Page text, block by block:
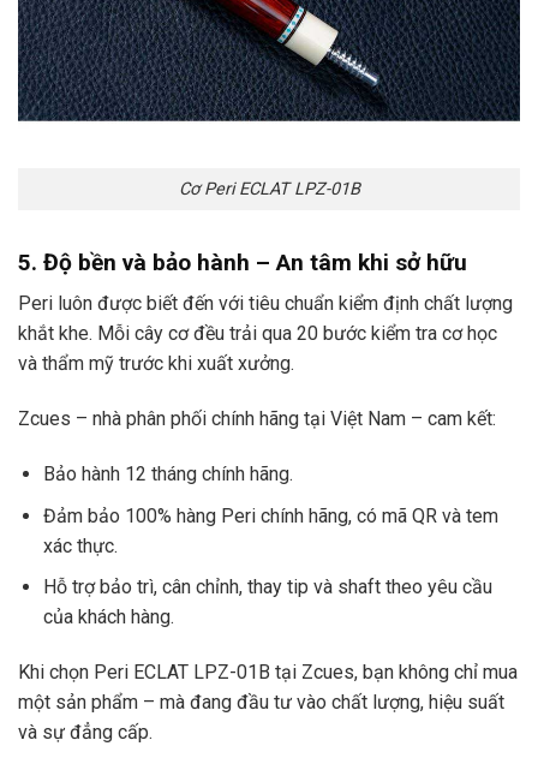
Cơ Peri ECLAT LPZ-01B
5. Độ bền và bảo hành – An tâm khi sở hữu
Peri luôn được biết đến với tiêu chuẩn kiểm định chất lượng
khắt khe. Mỗi cây cơ đều trải qua 20 bước kiểm tra cơ học
và thẩm mỹ trước khi xuất xưởng.
Zcues – nhà phân phối chính hãng tại Việt Nam – cam kết:
Bảo hành 12 tháng chính hãng.
Đảm bảo 100% hàng Peri chính hãng, có mã QR và tem
xác thực.
Hỗ trợ bảo trì, cân chỉnh, thay tip và shaft theo yêu cầu
của khách hàng.
Khi chọn Peri ECLAT LPZ-01B tại Zcues, bạn không chỉ mua
một sản phẩm – mà đang đầu tư vào chất lượng, hiệu suất
và sự đẳng cấp.